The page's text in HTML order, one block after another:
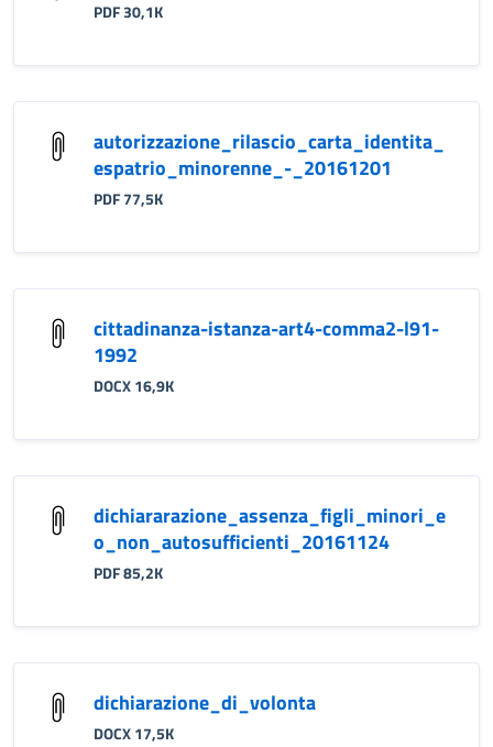
PDF 30,1K
autorizzazione_rilascio_carta_identita_
espatrio_minorenne_-_20161201
PDF 77,5K
cittadinanza-istanza-art4-comma2-l91-
1992
DOCX 16,9K
dichiararazione_assenza_figli_minori_e
o_non_autosufficienti_20161124
PDF 85,2K
dichiarazione_di_volonta
DOCX 17,5K